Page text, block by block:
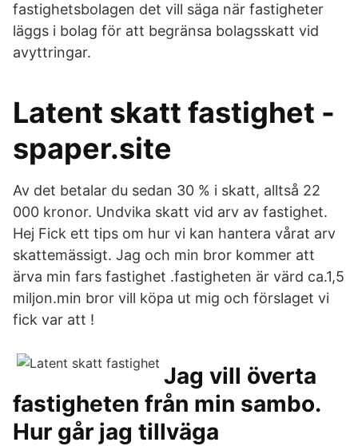
fastighetsbolagen det vill säga när fastigheter
läggs i bolag för att begränsa bolagsskatt vid
avyttringar.
Latent skatt fastighet -
spaper.site
Av det betalar du sedan 30 % i skatt, alltså 22
000 kronor. Undvika skatt vid arv av fastighet.
Hej Fick ett tips om hur vi kan hantera vårat arv
skattemässigt. Jag och min bror kommer att
ärva min fars fastighet .fastigheten är värd ca.1,5
miljon.min bror vill köpa ut mig och förslaget vi
fick var att !
Jag vill överta
fastigheten från min sambo.
Hur går jag tillväga